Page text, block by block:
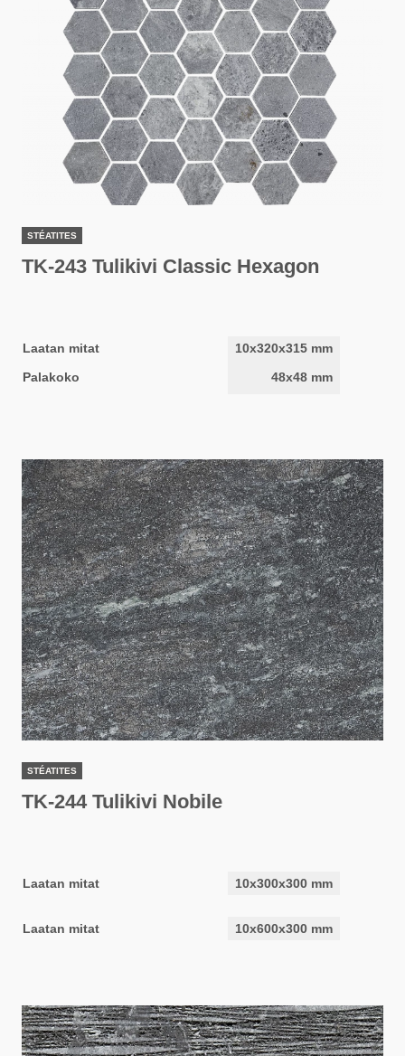
STÉATITES
TK-243 Tulikivi Classic Hexagon
Laatan mitat
10x320x315 mm
Palakoko
48x48 mm
STÉATITES
TK-244 Tulikivi Nobile
Laatan mitat 10x300x300 mm
Laatan mitat 10x600x300 mm